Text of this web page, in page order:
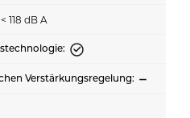
< 118 dB A